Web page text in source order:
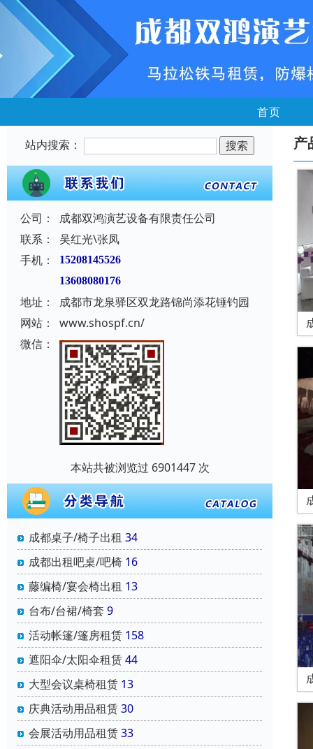
首页
站内搜索：
公司：
成都双鸿演艺设备有限责任公司
联系：
吴红光\张凤
手机：
15208145526
13608080176
地址：
成都市龙泉驿区双龙路锦尚添花锤钓园
网站：
www.shospf.cn/
微信：
本站共被浏览过 6901447 次
成都桌子/椅子出租 34
成都出租吧桌/吧椅 16
藤编椅/宴会椅出租 13
台布/台裙/椅套 9
活动帐篷/篷房租赁 158
遮阳伞/太阳伞租赁44
大型会议桌椅租赁 13
庆典活动用品租赁30
会展活动用品租赁33
产